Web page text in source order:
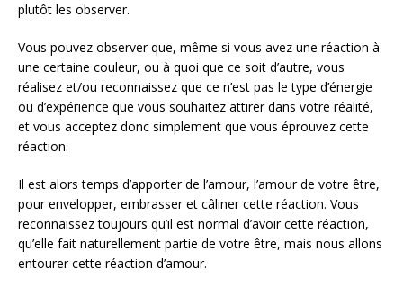
plutôt les observer.
Vous pouvez observer que, même si vous avez une réaction à
une certaine couleur, ou à quoi que ce soit d’autre, vous
réalisez et/ou reconnaissez que ce n’est pas le type d’énergie
ou d’expérience que vous souhaitez attirer dans votre réalité,
et vous acceptez donc simplement que vous éprouvez cette
réaction.
Il est alors temps d’apporter de l’amour, l’amour de votre être,
pour envelopper, embrasser et câliner cette réaction. Vous
reconnaissez toujours qu’il est normal d’avoir cette réaction,
qu’elle fait naturellement partie de votre être, mais nous allons
entourer cette réaction d’amour.